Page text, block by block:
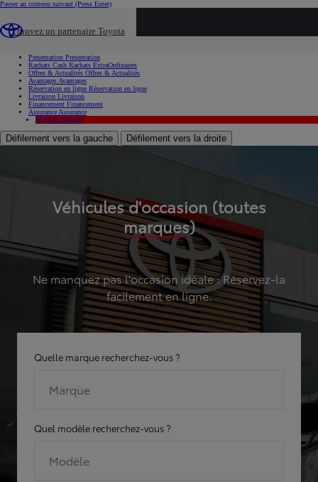
Passer au contenu suivant (Press Enter)
Trouvez un partenaire Toyota
Présentation Présentation
Rachats Cash Rachats ExtraOrdinaires
Offres & Actualités Offres & Actualités
Avantages Avantages
Réservation en ligne Réservation en ligne
Livraison Livraison
Financement Financement
Assurance Assurance
Hybride Hybride
Défilement vers la gauche Défilement vers la droite
Véhicules d'occasion (toutes
marques)
Ne manquez pas l'occasion idéale : Réservez-la
facilement en ligne.
Quelle marque recherchez-vous ?
Marque
Quel modèle recherchez-vous ?
Modèle